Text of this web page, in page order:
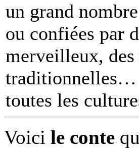
un grand
ou confiées par
merveilleux, des
traditionnelles…
toutes les
Voici le conte